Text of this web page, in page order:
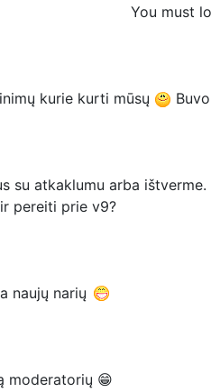
You must
kurie kurti mūsų
su atkaklumu arba
pereiti prie v9?
naujų narių
moderatorių 😁